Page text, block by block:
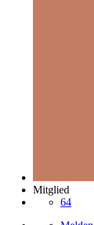
Mitglied
64